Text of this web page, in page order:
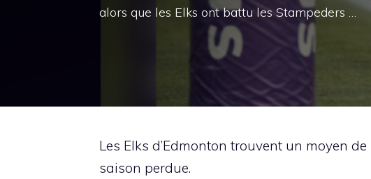
alors que les Elks ont battu les Stampeders …
Les Elks d’Edmonton trouvent un moyen
saison perdue.